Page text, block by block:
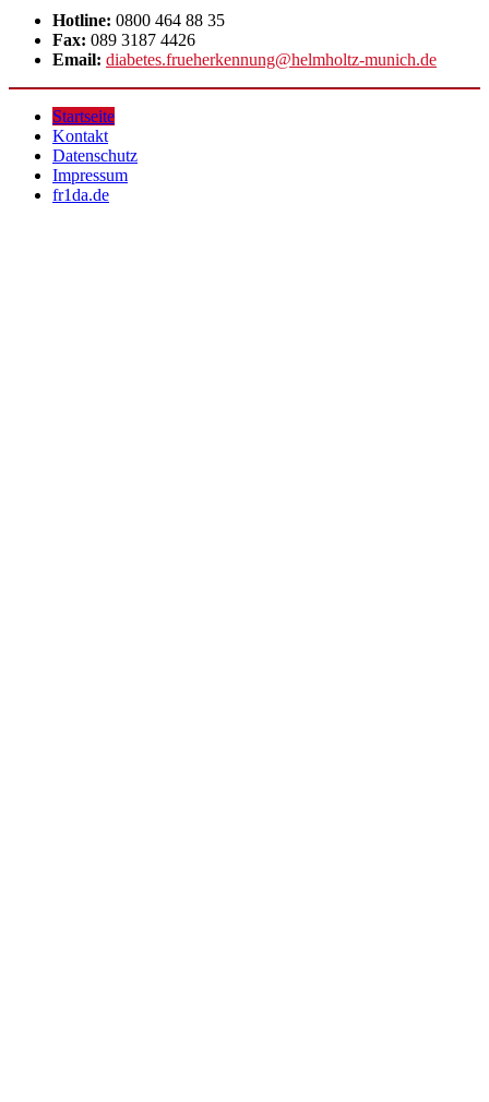
Hotline: 0800 464 88 35
Fax: 089 3187 4426
Email: diabetes.frueherkennung@helmholtz-munich.de
Startseite
Kontakt
Datenschutz
Impressum
fr1da.de